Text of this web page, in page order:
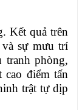
Kết quả trên
sự mưu trí
tranh phòng,
điểm tấn
trật tự dịp